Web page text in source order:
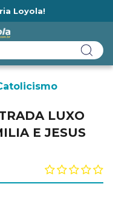
Loyola!
LUXO
E JESUS